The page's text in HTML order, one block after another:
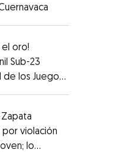
el oro!
Sub-23
de los Juegos
violación
lo